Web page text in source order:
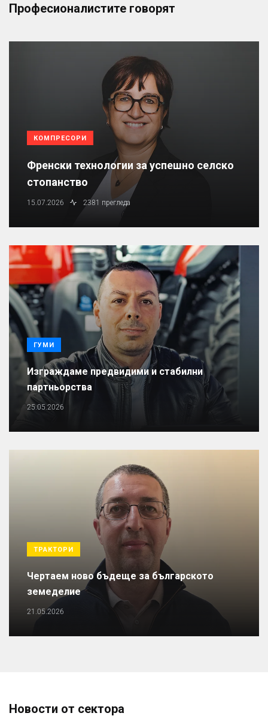
Професионалистите говорят
КОМПРЕСОРИ
Френски технологии за успешно селско
стопанство
15.07.2026 2381 прегледа
ГУМИ
Изграждаме предвидими и стабилни
партньорства
25.05.2026
ТРАКТОРИ
Чертаем ново бъдеще за българското
земеделие
21.05.2026
Новости от сектора